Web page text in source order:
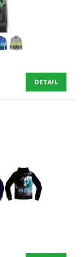
DETAIL